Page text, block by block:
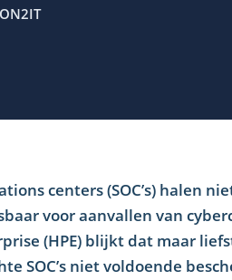
ON2IT
centers (SOC’s) halen
voor aanvallen van
(HPE) blijkt dat maar
SOC’s niet voldoende